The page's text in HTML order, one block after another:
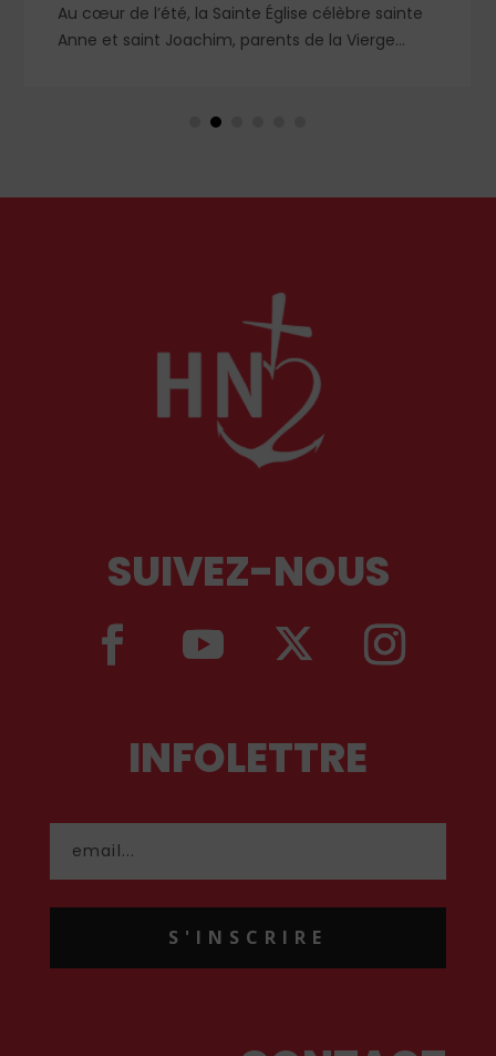
Au cœur de l’été, la Sainte Église célèbre sainte
Anne et saint Joachim, parents de la Vierge
en Orient qu’en Occident, célèbre par sa piété
SUIVEZ-NOUS
INFOLETTRE
S'INSCRIRE